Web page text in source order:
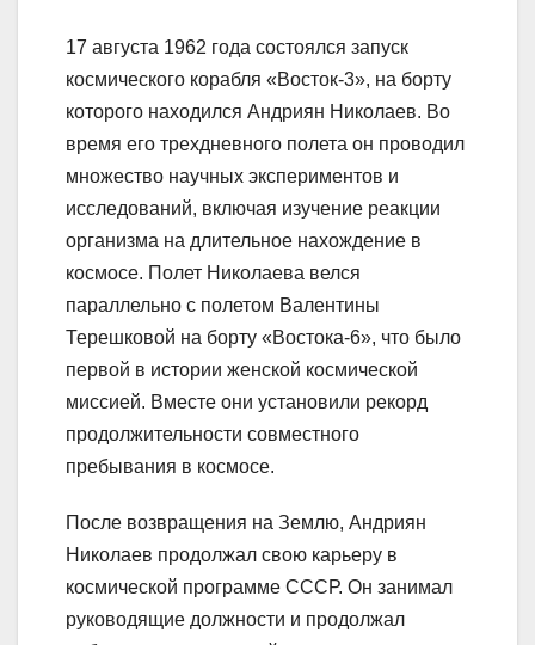
17 августа 1962 года состоялся запуск
космического корабля «Восток-3», на борту
которого находился Андриян Николаев. Во
время его трехдневного полета он проводил
множество научных экспериментов и
исследований, включая изучение реакции
организма на длительное нахождение в
космосе. Полет Николаева велся
параллельно с полетом Валентины
Терешковой на борту «Востока-6», что было
первой в истории женской космической
миссией. Вместе они установили рекорд
продолжительности совместного
пребывания в космосе.
После возвращения на Землю, Андриян
Николаев продолжал свою карьеру в
космической программе СССР. Он занимал
руководящие должности и продолжал